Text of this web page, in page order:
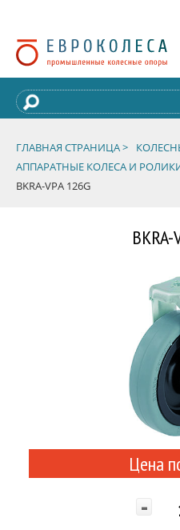
ГЛАВНАЯ СТРАНИЦА >
АППАРАТНЫЕ КОЛЕСА И
BKRA-VPA 126G
BKRA-
Цена
-